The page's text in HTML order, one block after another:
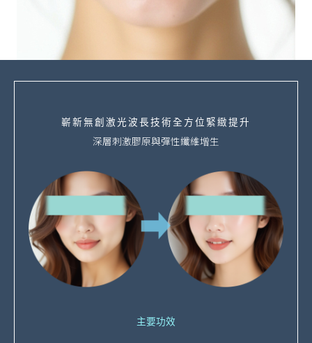
嶄新無創激光波長技術全方位緊緻提升
深層刺激膠原與彈性纖維增生
主要功效